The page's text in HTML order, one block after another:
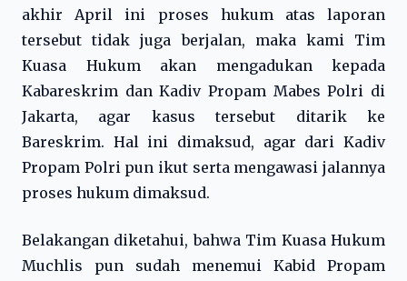
akhir April ini proses hukum atas laporan
tersebut tidak juga berjalan, maka kami Tim
Kuasa Hukum akan mengadukan kepada
Kabareskrim dan Kadiv Propam Mabes Polri di
Jakarta, agar kasus tersebut ditarik ke
Bareskrim. Hal ini dimaksud, agar dari Kadiv
Propam Polri pun ikut serta mengawasi jalannya
proses hukum dimaksud.
Belakangan diketahui, bahwa Tim Kuasa Hukum
Muchlis pun sudah menemui Kabid Propam